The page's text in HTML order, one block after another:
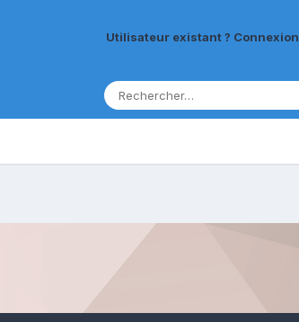
Utilisateur existant ? Connexion